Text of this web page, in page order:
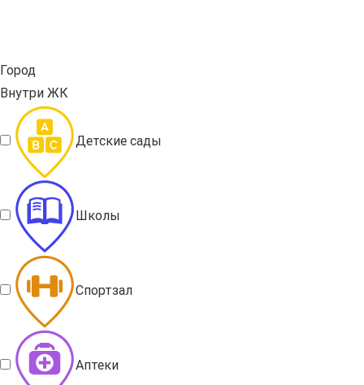
Город
Внутри ЖК
Детские сады
Школы
Спортзал
Аптеки